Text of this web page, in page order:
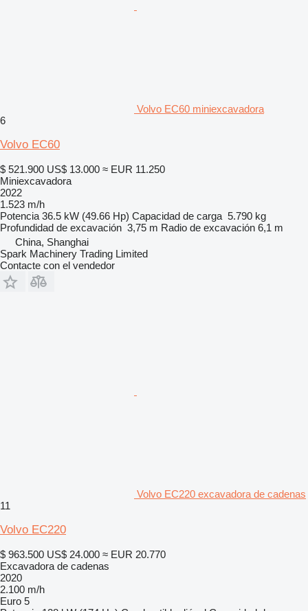
Volvo EC60 miniexcavadora
6
Volvo EC60
$ 521.900 US$ 13.000 ≈ EUR 11.250
Miniexcavadora
2022
1.523 m/h
Potencia 36.5 kW (49.66 Hp) Capacidad de carga 5.790 kg
Profundidad de excavación 3,75 m Radio de excavación 6,1 m
China, Shanghai
Spark Machinery Trading Limited
Contacte con el vendedor
Volvo EC220 excavadora de cadenas
11
Volvo EC220
$ 963.500 US$ 24.000 ≈ EUR 20.770
Excavadora de cadenas
2020
2.100 m/h
Euro 5